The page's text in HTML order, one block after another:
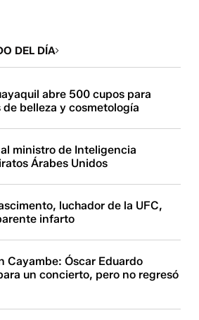
DEL DÍA
abre 500 cupos para
belleza y cosmetología
ministro de Inteligencia
Árabes Unidos
luchador de la UFC,
infarto
Cayambe: Óscar Eduardo
un concierto, pero no regresó